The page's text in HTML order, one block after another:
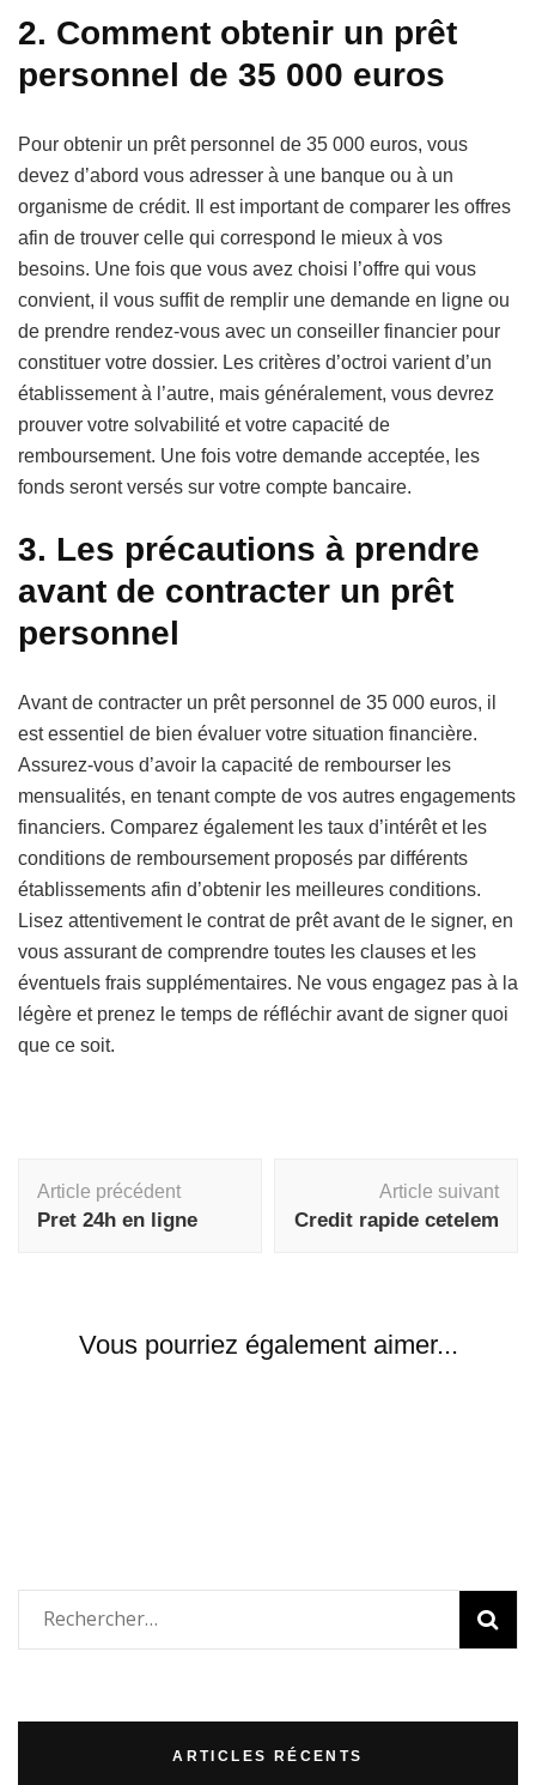
2. Comment obtenir un prêt
personnel de 35 000 euros
Pour obtenir un prêt personnel de 35 000 euros, vous
devez d’abord vous adresser à une banque ou à un
organisme de crédit. Il est important de comparer les offres
afin de trouver celle qui correspond le mieux à vos
besoins. Une fois que vous avez choisi l’offre qui vous
convient, il vous suffit de remplir une demande en ligne ou
de prendre rendez-vous avec un conseiller financier pour
constituer votre dossier. Les critères d’octroi varient d’un
établissement à l’autre, mais généralement, vous devrez
prouver votre solvabilité et votre capacité de
remboursement. Une fois votre demande acceptée, les
fonds seront versés sur votre compte bancaire.
3. Les précautions à prendre
avant de contracter un prêt
personnel
Avant de contracter un prêt personnel de 35 000 euros, il
est essentiel de bien évaluer votre situation financière.
Assurez-vous d’avoir la capacité de rembourser les
mensualités, en tenant compte de vos autres engagements
financiers. Comparez également les taux d’intérêt et les
conditions de remboursement proposés par différents
établissements afin d’obtenir les meilleures conditions.
Lisez attentivement le contrat de prêt avant de le signer, en
vous assurant de comprendre toutes les clauses et les
éventuels frais supplémentaires. Ne vous engagez pas à la
légère et prenez le temps de réfléchir avant de signer quoi
que ce soit.
d'article
Article précédent
Pret 24h en ligne
Article suivant
Credit rapide cetelem
Vous pourriez également aimer...
Rechercher :
ARTICLES RÉCENTS